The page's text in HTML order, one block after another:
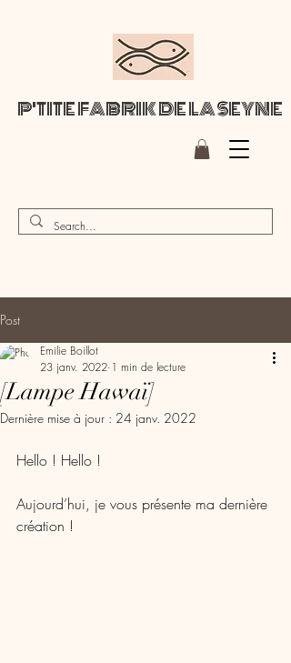
P'TITE FABRIK DE LA SEYNE
Post
[Lampe Hawaï]
Emilie Boillot
23 janv. 2022 1 min de lecture
Dernière mise à jour : 24 janv. 2022
Hello ! Hello !
Aujourd’hui, je vous présente ma dernière
création !